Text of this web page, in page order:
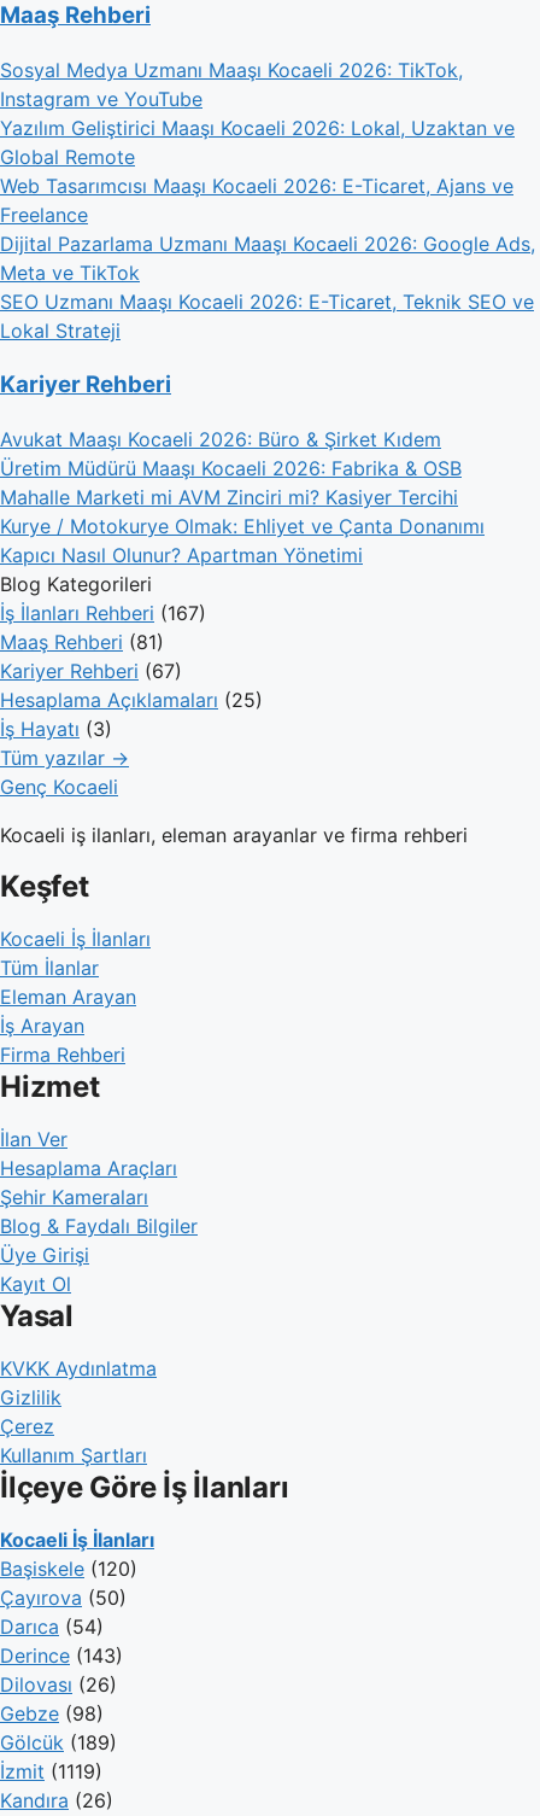
Maaş Rehberi
Sosyal Medya Uzmanı Maaşı Kocaeli 2026: TikTok,
Instagram ve YouTube
Yazılım Geliştirici Maaşı Kocaeli 2026: Lokal, Uzaktan ve
Global Remote
Web Tasarımcısı Maaşı Kocaeli 2026: E-Ticaret, Ajans ve
Freelance
Dijital Pazarlama Uzmanı Maaşı Kocaeli 2026: Google Ads,
Meta ve TikTok
SEO Uzmanı Maaşı Kocaeli 2026: E-Ticaret, Teknik SEO ve
Lokal Strateji
Kariyer Rehberi
Avukat Maaşı Kocaeli 2026: Büro & Şirket Kıdem
Üretim Müdürü Maaşı Kocaeli 2026: Fabrika & OSB
Mahalle Marketi mi AVM Zinciri mi? Kasiyer Tercihi
Kurye / Motokurye Olmak: Ehliyet ve Çanta Donanımı
Kapıcı Nasıl Olunur? Apartman Yönetimi
Blog Kategorileri
İş İlanları Rehberi (167)
Maaş Rehberi (81)
Kariyer Rehberi (67)
Hesaplama Açıklamaları (25)
İş Hayatı (3)
Tüm yazılar →
Genç Kocaeli
Kocaeli iş ilanları, eleman arayanlar ve firma rehberi
Keşfet
Kocaeli İş İlanları
Tüm İlanlar
Eleman Arayan
İş Arayan
Firma Rehberi
Hizmet
İlan Ver
Hesaplama Araçları
Şehir Kameraları
Blog & Faydalı Bilgiler
Üye Girişi
Kayıt Ol
Yasal
KVKK Aydınlatma
Gizlilik
Çerez
Kullanım Şartları
İlçeye Göre İş İlanları
Kocaeli İş İlanları
Başiskele (120)
Çayırova (50)
Darıca (54)
Derince (143)
Dilovası (26)
Gebze (98)
Gölcük (189)
İzmit (1119)
Kandıra (26)